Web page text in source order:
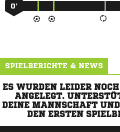
0’
SPIELBERICHTE & NEWS
ES WURDEN LEIDER
ANGELEGT.
DEINE MANNSCHAFT
DEN ERSTEN